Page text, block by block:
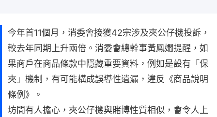
今年首11個月，消委會接獲42宗涉及夾公仔機投訴，
較去年同期上升兩倍。消委會總幹事黃鳳嫺提醒，如
果商戶在商品條款中隱藏重要資料，例如是設有「保
夾」機制，有可能構成誤導性遺漏，違反《商品說明
條例》。
坊間有人擔心，夾公仔機與賭博性質相似，會令人上